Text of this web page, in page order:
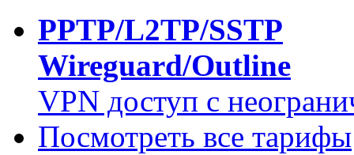
PPTP/L2TP/SSTP
Wireguard/Outline
VPN доступ с
Посмотреть все тарифы